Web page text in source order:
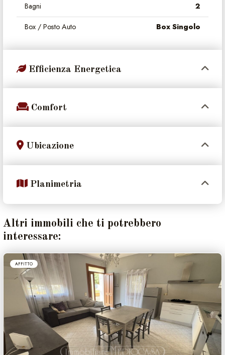
Bagni 2
Box / Posto Auto Box Singolo
Efficienza Energetica
Comfort
Ubicazione
Planimetria
Altri immobili che ti potrebbero
interessare:
AFFITTO